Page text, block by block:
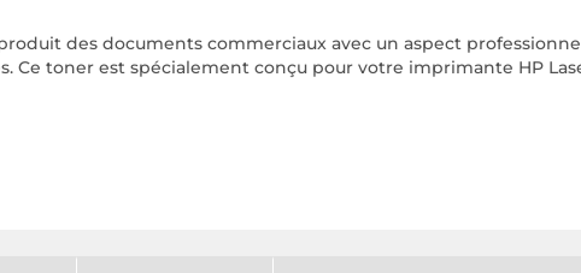
des documents commerciaux avec un aspect
Ce toner est spécialement conçu pour votre imprimante HP